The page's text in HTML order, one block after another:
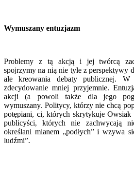
Wymuszany entuzjazm
Problemy z tą akcją i jej twórcą
spojrzymy na nią nie tyle z perspektywy
ale kreowania debaty publicznej.
zdecydowanie mniej przyjemnie.
akcji (a powoli także dla jego
wymuszany. Politycy, którzy nie chcą
potępiani, ci, których skrytykuje Owsiak
publicyści, których nie zachwycają
określani mianem „podłych” i wzywa
ludźmi”.